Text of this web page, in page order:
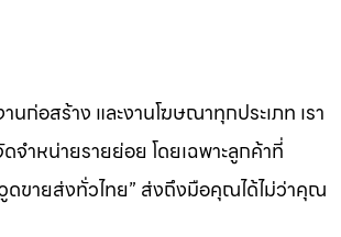
อสร้าง และงานโฆษณาทุกประเภท เรา
ดจำหน่ายรายย่อย โดยเฉพาะลูกค้าที่
ดขายส่งทั่วไทย” ส่งถึงมือคุณได้ไม่ว่าคุณ